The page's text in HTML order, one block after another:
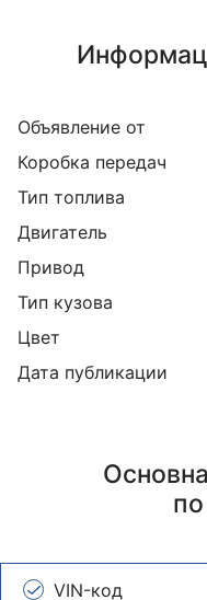
Объявление от
Коробка передач
Тип топлива
Двигатель
Привод
Тип кузова
Цвет
Дата публикации
VIN-код